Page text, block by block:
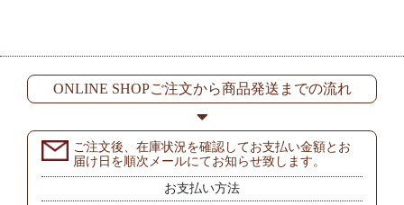
ONLINE SHOPご注文から商品発送までの流れ
ご注文後、在庫状況を確認してお支払い金額とお
届け日を順次メールにてお知らせ致します。
お支払い方法